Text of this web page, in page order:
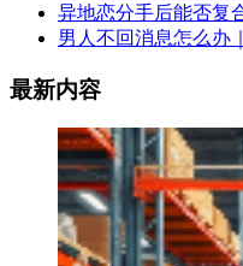
异地恋分手后能否复
男人不回消息怎么办
最新内容